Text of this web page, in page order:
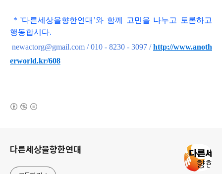
* '다른세상을향한연대 ’와 함께 고민을 나누고 토론하고
행동합시다.
newactorg@gmail.com / 010 - 8230 - 3097 /http://www.anoth
erworld.kr/608
다른세상을향한연대